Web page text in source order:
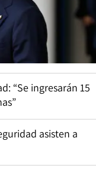
“Se ingresarán 15
asisten a